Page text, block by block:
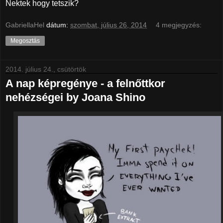
Nektek hogy tetszik?
GabriellaHel dátum: szombat, július 26, 2014 4 megjegyzés:
Megosztás
2014. július 24., csütörtök
A nap képregénye - a felnőttkor
nehézségei by Joana Shino